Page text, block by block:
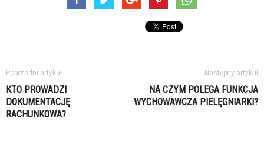
Poprzedni artykuł
KTO PROWADZI
DOKUMENTACJĘ
RACHUNKOWA?
Następny artykuł
NA CZYM POLEGA FUNKCJA
WYCHOWAWCZA PIELĘGNIARKI?